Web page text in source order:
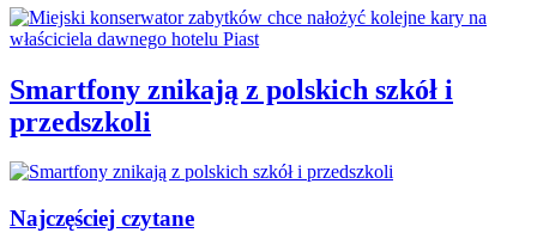
Smartfony znikają z polskich szkół i
przedszkoli
Najczęściej czytane